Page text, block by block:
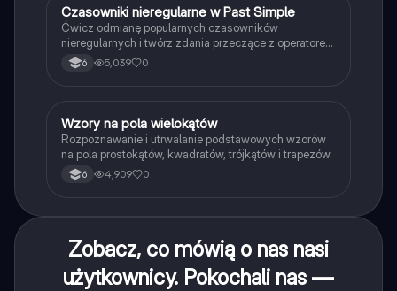
CJęzyk angielski
Czasowniki nieregularne w Past Simple
Ćwicz odmianę popularnych czasowników
nieregularnych i twórz zdania przeczące z operatorem
didn't w czasie Past Simple.
6 5,039 0
WMatematyka
Wzory na pola wielokątów
Rozpoznawanie i utrwalanie podstawowych wzorów
na pola prostokątów, kwadratów, trójkątów i trapezów.
6 4,909 0
Zobacz, co mówią o nas nasi
użytkownicy. Pokochali nas —